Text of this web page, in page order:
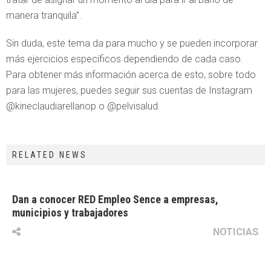
manera tranquila”.
Sin duda, este tema da para mucho y se pueden incorporar
más ejercicios específicos dependiendo de cada caso.
Para obtener más información acerca de esto, sobre todo
para las mujeres, puedes seguir sus cuentas de Instagram
@kineclaudiarellanop o @pelvisalud.
RELATED NEWS
Dan a conocer RED Empleo Sence a empresas,
municipios y trabajadores
NOTICIAS